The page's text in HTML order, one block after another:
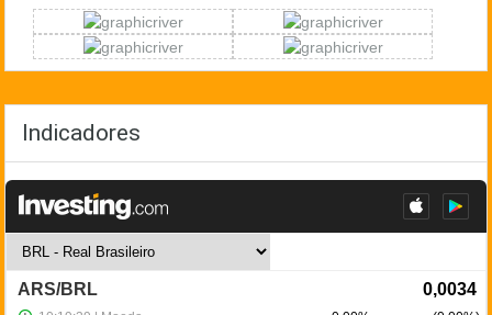
Indicadores